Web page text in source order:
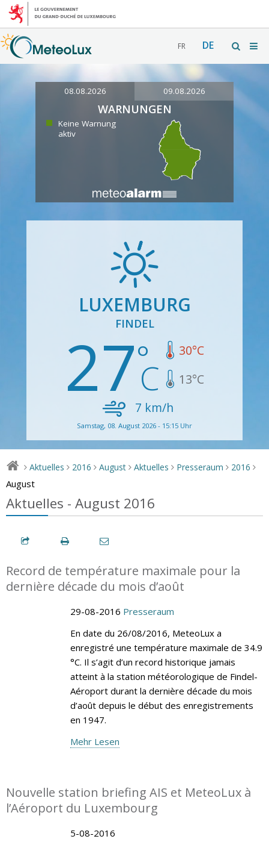
FR DE
08.08.2026 09.08.2026
WARNUNGEN
Keine Warnung
aktiv
LUXEMBURG
FINDEL
27 30°C
13°C
7 km/h
Samstag, 08. August 2026 - 15:15 Uhr
> Aktuelles > 2016 > August > Aktuelles > Presseraum > 2016 >
August
Aktuelles - August 2016
Record de température maximale pour la
dernière décade du mois d’août
29-08-2016 Presseraum
En date du 26/08/2016, MeteoLux a
enregistré une température maximale de 34.9
°C. Il s’agit d’un record historique jamais
atteint à la station météorologique de Findel-
Aéroport durant la dernière décade du mois
d’août depuis le début des enregistrements
en 1947.
Mehr Lesen
Nouvelle station briefing AIS et MeteoLux à
l’Aéroport du Luxembourg
5-08-2016